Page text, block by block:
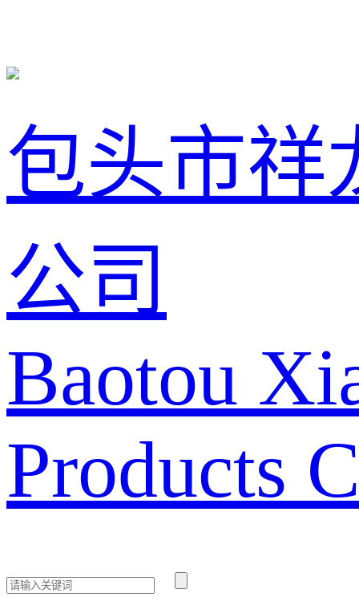
包头市祥
公司
Baotou
Products